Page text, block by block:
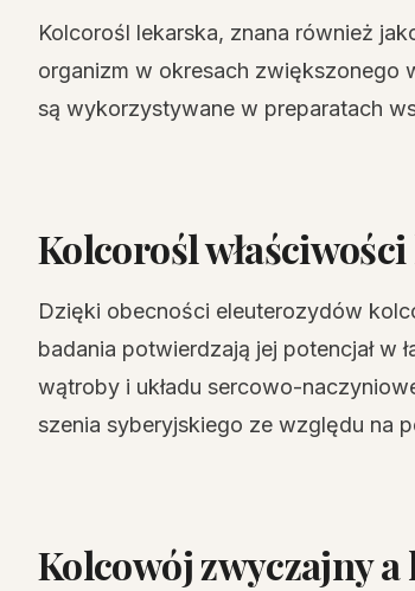
Kolcorośl lekarska, znana również
organizm w okresach zwiększonego
są wykorzystywane w preparatach
Kolcorośl
Dzięki obecności eleuterozydów
badania potwierdzają jej potencjał w
wątroby i układu sercowo-
szenia syberyjskiego ze względu na
Kolcowój zwyczajny